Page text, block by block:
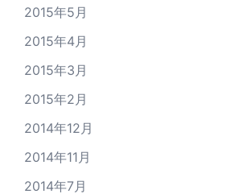
2015年5月
2015年4月
2015年3月
2015年2月
2014年12月
2014年11月
2014年7月